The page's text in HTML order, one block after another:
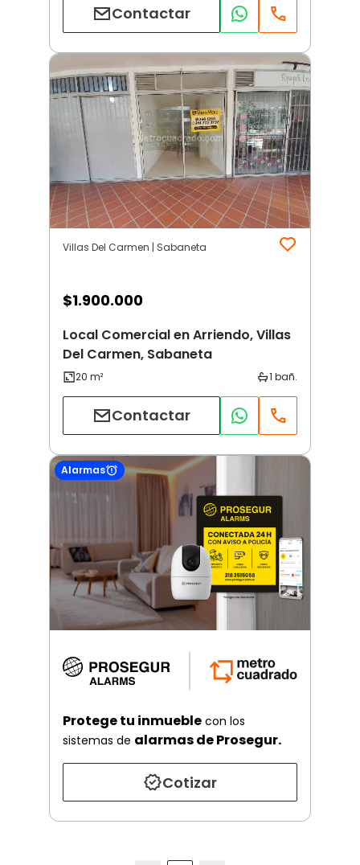
Contactar
Villas Del Carmen | Sabaneta
$1.900.000
Local Comercial en Arriendo, Villas
Del Carmen, Sabaneta
Contactar
Alarmas
Protege tu inmueble con los
sistemas de alarmas de Prosegur.
Cotizar